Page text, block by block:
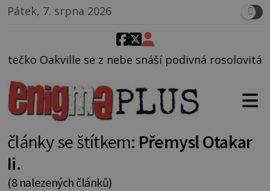
Pátek, 7. srpna 2026
podivná rosolovitá látka neznámého původu.
články se štítkem: Přemysl Otakar
Ii.
(8 nalezených článků)